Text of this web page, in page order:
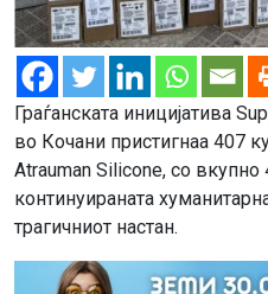
Граѓанската иницијатива
во Кочани пристигнаа 407
Atrauman Silicone, со
континуираната
трагичниот настан.